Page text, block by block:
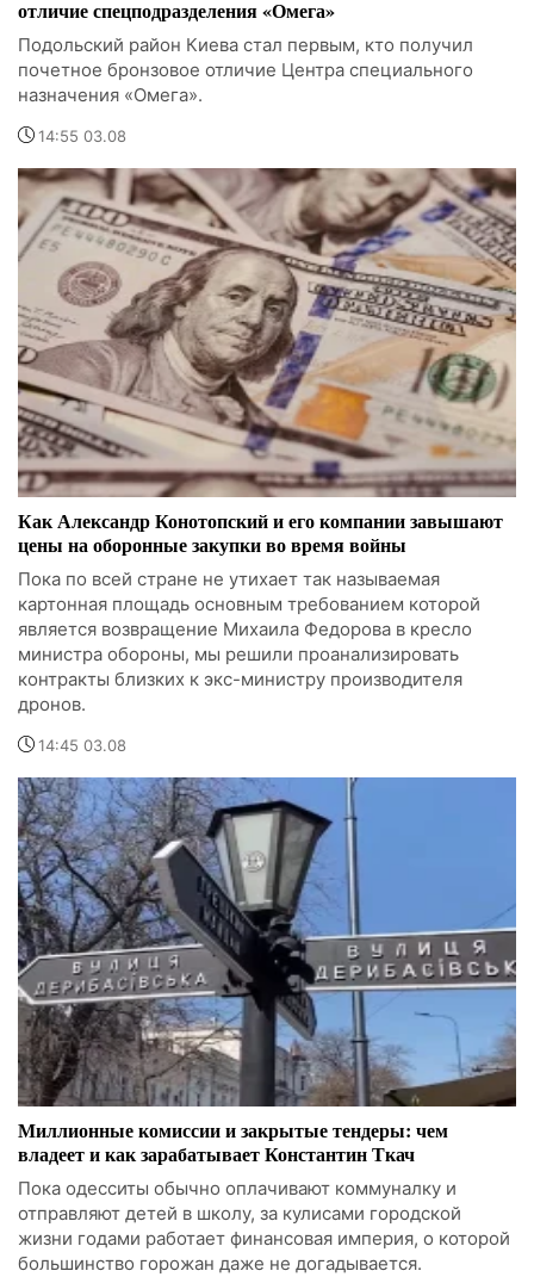
отличие спецподразделения «Омега»
Подольский район Киева стал первым, кто получил
почетное бронзовое отличие Центра специального
назначения «Омега».
14:55 03.08
Как Александр Конотопский и его компании завышают
цены на оборонные закупки во время войны
Пока по всей стране не утихает так называемая
картонная площадь основным требованием которой
является возвращение Михаила Федорова в кресло
министра обороны, мы решили проанализировать
контракты близких к экс-министру производителя
дронов.
14:45 03.08
Миллионные комиссии и закрытые тендеры: чем
владеет и как зарабатывает Константин Ткач
Пока одесситы обычно оплачивают коммуналку и
отправляют детей в школу, за кулисами городской
жизни годами работает финансовая империя, о которой
большинство горожан даже не догадывается.